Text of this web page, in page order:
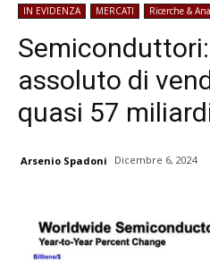
IN EVIDENZA MERCATI Ricerche &
assoluto di
quasi 57
Arsenio Spadoni Dicembre 6, 2024